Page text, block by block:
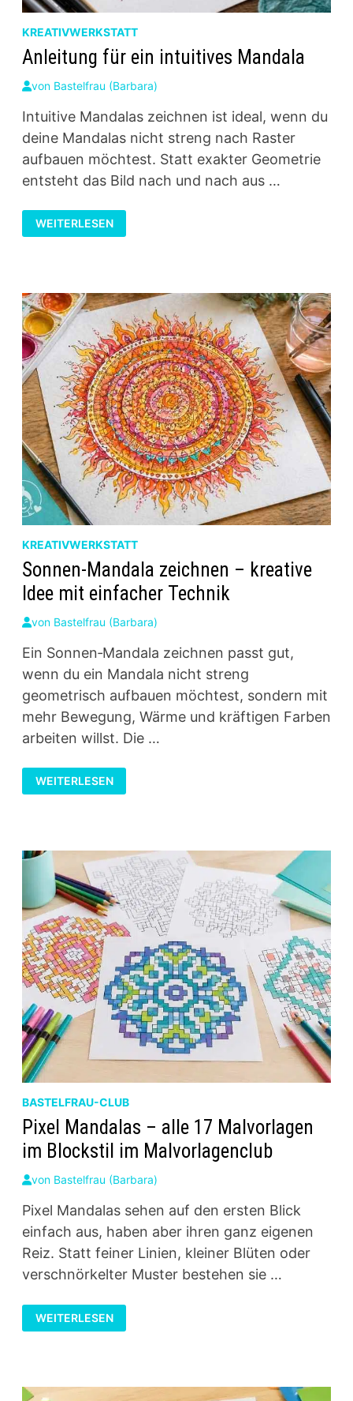
KREATIVWERKSTATT
Anleitung für ein intuitives Mandala
von Bastelfrau (Barbara)
Intuitive Mandalas zeichnen ist ideal, wenn du
deine Mandalas nicht streng nach Raster
aufbauen möchtest. Statt exakter Geometrie
entsteht das Bild nach und nach aus …
ANLEITUNG
FÜR
EIN
WEITERLESEN
KREATIVWERKSTATT
Sonnen‑Mandala zeichnen – kreative
Idee mit einfacher Technik
von Bastelfrau (Barbara)
Ein Sonnen‑Mandala zeichnen passt gut,
wenn du ein Mandala nicht streng
geometrisch aufbauen möchtest, sondern mit
mehr Bewegung, Wärme und kräftigen Farben
arbeiten willst. Die …
SONNEN‑MANDALA
ZEICHNEN
–
TECHNIK
WEITERLESEN
BASTELFRAU-CLUB
Pixel Mandalas – alle 17 Malvorlagen
im Blockstil im Malvorlagenclub
von Bastelfrau (Barbara)
Pixel Mandalas sehen auf den ersten Blick
einfach aus, haben aber ihren ganz eigenen
Reiz. Statt feiner Linien, kleiner Blüten oder
verschnörkelter Muster bestehen sie …
PIXEL
MANDALAS
–
BLOCKSTIL
WEITERLESEN